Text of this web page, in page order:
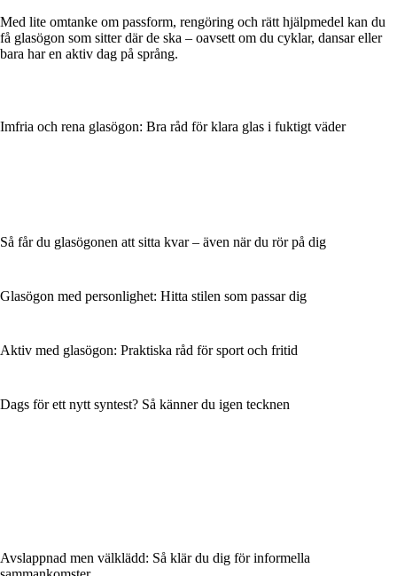
Med lite omtanke om passform, rengöring och rätt hjälpmedel kan du
få glasögon som sitter där de ska – oavsett om du cyklar, dansar eller
bara har en aktiv dag på språng.
Imfria och rena glasögon: Bra råd för klara glas i fuktigt väder
Så får du glasögonen att sitta kvar – även när du rör på dig
Glasögon med personlighet: Hitta stilen som passar dig
Aktiv med glasögon: Praktiska råd för sport och fritid
Dags för ett nytt syntest? Så känner du igen tecknen
Avslappnad men välklädd: Så klär du dig för informella